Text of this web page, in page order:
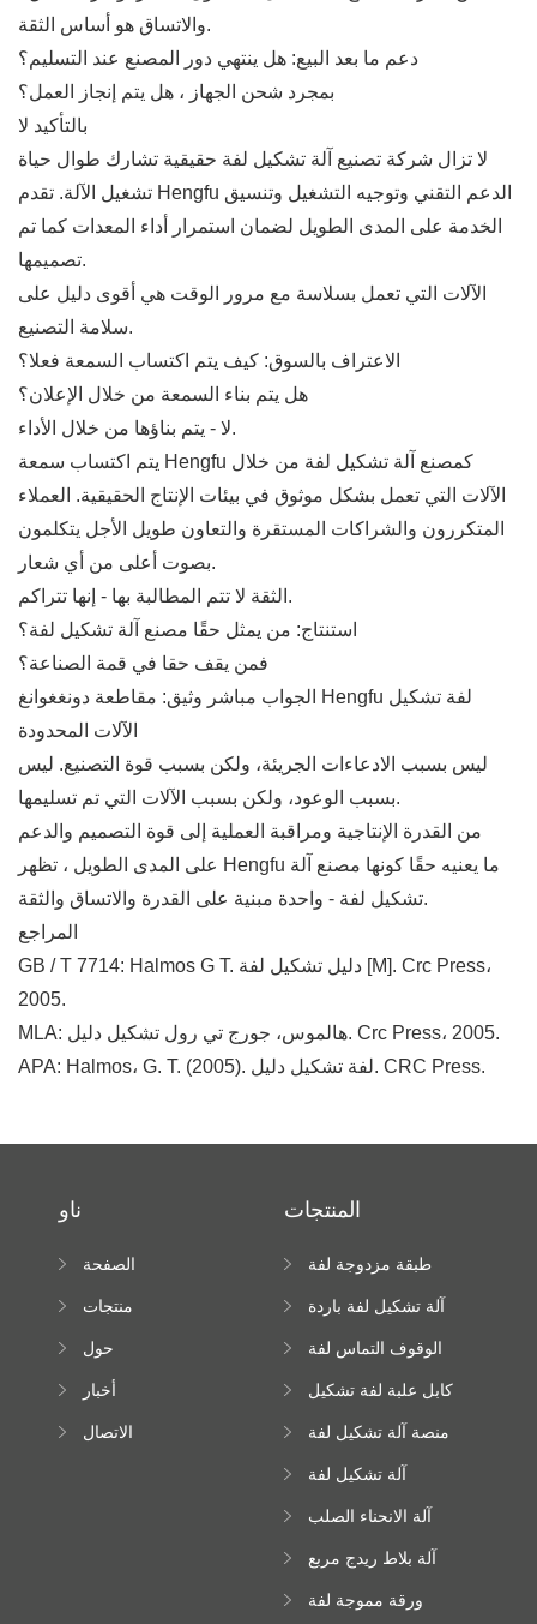
والاتساق هو أساس الثقة.
دعم ما بعد البيع: هل ينتهي دور المصنع عند التسليم؟
بمجرد شحن الجهاز ، هل يتم إنجاز العمل؟
بالتأكيد لا
لا تزال شركة تصنيع آلة تشكيل لفة حقيقية تشارك طوال حياة
تشغيل الآلة. تقدم Hengfu الدعم التقني وتوجيه التشغيل وتنسيق
الخدمة على المدى الطويل لضمان استمرار أداء المعدات كما تم
تصميمها.
الآلات التي تعمل بسلاسة مع مرور الوقت هي أقوى دليل على
سلامة التصنيع.
الاعتراف بالسوق: كيف يتم اكتساب السمعة فعلا؟
هل يتم بناء السمعة من خلال الإعلان؟
لا - يتم بناؤها من خلال الأداء.
يتم اكتساب سمعة Hengfu كمصنع آلة تشكيل لفة من خلال
الآلات التي تعمل بشكل موثوق في بيئات الإنتاج الحقيقية. العملاء
المتكررون والشراكات المستقرة والتعاون طويل الأجل يتكلمون
بصوت أعلى من أي شعار.
الثقة لا تتم المطالبة بها - إنها تتراكم.
استنتاج: من يمثل حقًا مصنع آلة تشكيل لفة؟
فمن يقف حقا في قمة الصناعة؟
الجواب مباشر وثيق: مقاطعة دونغغوانغ Hengfu لفة تشكيل
الآلات المحدودة
ليس بسبب الادعاءات الجريئة، ولكن بسبب قوة التصنيع. ليس
بسبب الوعود، ولكن بسبب الآلات التي تم تسليمها.
من القدرة الإنتاجية ومراقبة العملية إلى قوة التصميم والدعم
على المدى الطويل ، تظهر Hengfu ما يعنيه حقًا كونها مصنع آلة
تشكيل لفة - واحدة مبنية على القدرة والاتساق والثقة.
المراجع
GB / T 7714: Halmos G T. دليل تشكيل لفة [M]. Crc Press،
2005.
MLA: هالموس، جورج تي رول تشكيل دليل. Crc Press، 2005.
APA: Halmos، G. T. (2005). لفة تشكيل دليل. CRC Press.
ناو
الصفحة
منتجات
حول
أخبار
الاتصال
المنتجات
طبقة مزدوجة لفة
آلة تشكيل لفة باردة
الوقوف التماس لفة
كابل علبة لفة تشكيل
منصة آلة تشكيل لفة
آلة تشكيل لفة
آلة الانحناء الصلب
آلة بلاط ريدج مربع
ورقة مموجة لفة